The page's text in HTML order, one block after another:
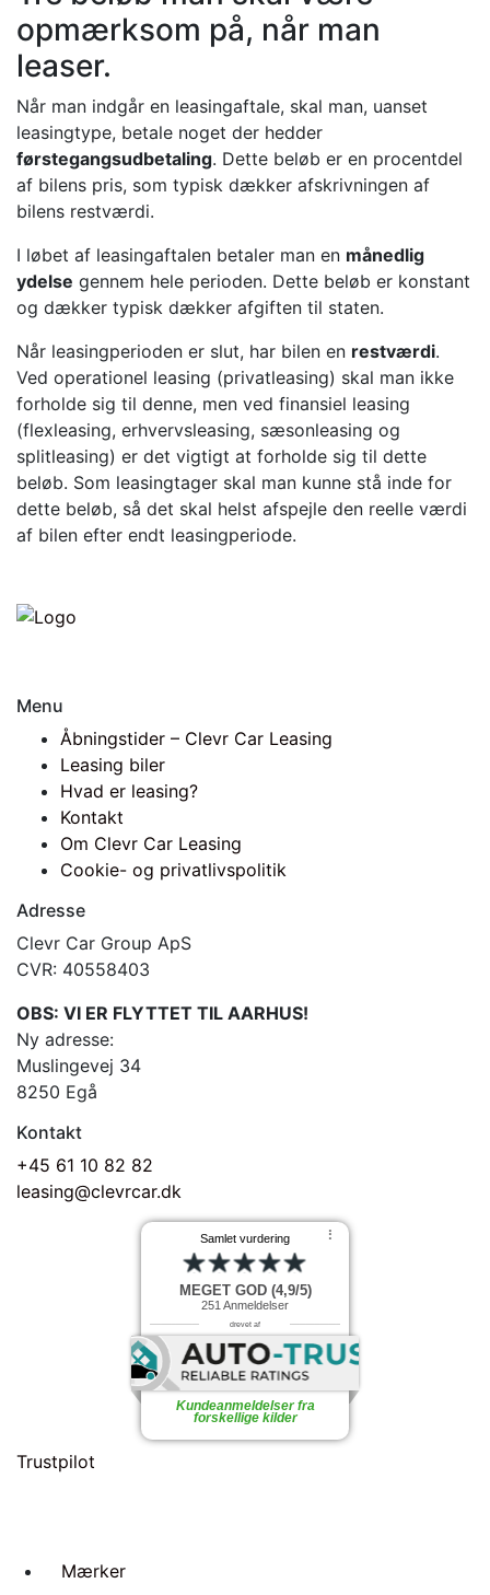
opmærksom på, når man
leaser.
Når man indgår en leasingaftale, skal man, uanset
leasingtype, betale noget der hedder
førstegangsudbetaling. Dette beløb er en procentdel
af bilens pris, som typisk dækker afskrivningen af
bilens restværdi.
I løbet af leasingaftalen betaler man en månedlig
ydelse gennem hele perioden. Dette beløb er konstant
og dækker typisk dækker afgiften til staten.
Når leasingperioden er slut, har bilen en restværdi.
Ved operationel leasing (privatleasing) skal man ikke
forholde sig til denne, men ved finansiel leasing
(flexleasing, erhvervsleasing, sæsonleasing og
splitleasing) er det vigtigt at forholde sig til dette
beløb. Som leasingtager skal man kunne stå inde for
dette beløb, så det skal helst afspejle den reelle værdi
af bilen efter endt leasingperiode.
Menu
Åbningstider – Clevr Car Leasing
Leasing biler
Hvad er leasing?
Kontakt
Om Clevr Car Leasing
Cookie- og privatlivspolitik
Adresse
Clevr Car Group ApS
CVR: 40558403
OBS: VI ER FLYTTET TIL AARHUS!
Ny adresse:
Muslingevej 34
8250 Egå
Kontakt
+45 61 10 82 82
leasing@clevrcar.dk
Samlet vurdering ⠇
MEGET GOD (4,9/5)
251 Anmeldelser
drevet af
Kundeanmeldelser fra
forskellige kilder
Trustpilot
Mærker